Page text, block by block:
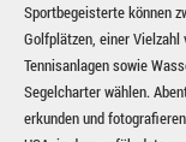
Sportbegeisterte können
Golfplätzen, einer
Tennisanlagen sowie
Segelcharter wählen.
erkunden und